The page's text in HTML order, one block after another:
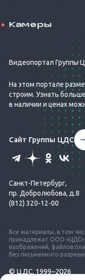
Камеры
Видеопортал Группы
На этом портале
строим. Узнать
в наличии и ценах
© ЦДС, 1999–2026
Все материалы, в том
принадлежат ООО
изображений, файлов
без письменного
Сайт Группы ЦДС
Санкт-Петербург,
пр. Добролюбова, д.8
(812) 320-12-00